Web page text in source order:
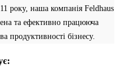
року, наша компанія Feldhaus
та ефективно працююча
продуктивності бізнесу.